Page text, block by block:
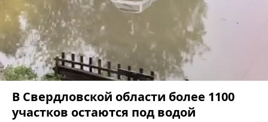
В Свердловской области более 1100
участков остаются под водой